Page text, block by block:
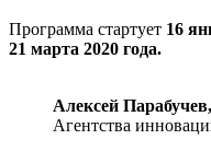
Программа стартует 16
21 марта 2020 года.
Алексей Парабучев,
Агентства